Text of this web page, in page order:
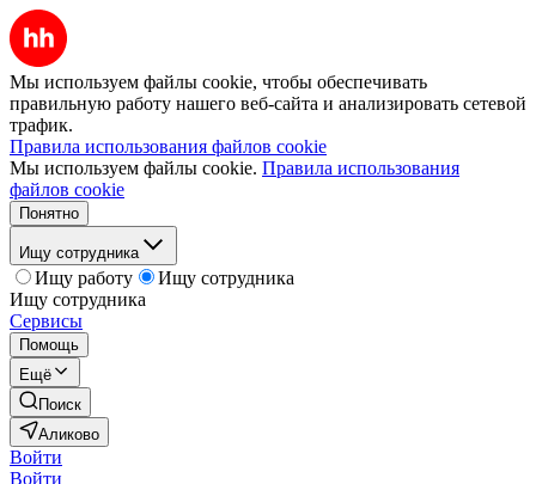
Мы используем файлы cookie, чтобы обеспечивать
правильную работу нашего веб-сайта и анализировать сетевой
трафик.
Правила использования файлов cookie
Мы используем файлы cookie. Правила использования
файлов cookie
Понятно
Ищу сотрудника
Ищу работу
Ищу сотрудника
Ищу сотрудника
Сервисы
Помощь
Ещё
Поиск
Аликово
Войти
Войти